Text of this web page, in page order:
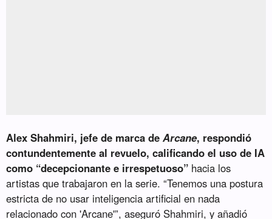
Alex Shahmiri, jefe de marca deArcane, respondió
contundentemente al revuelo, calificando el uso de IA
como “decepcionante e irrespetuoso” hacia los
artistas que trabajaron en la serie. “Tenemos una postura
estricta de no usar inteligencia artificial en nada
relacionado con 'Arcane'”, aseguró Shahmiri, y añadió